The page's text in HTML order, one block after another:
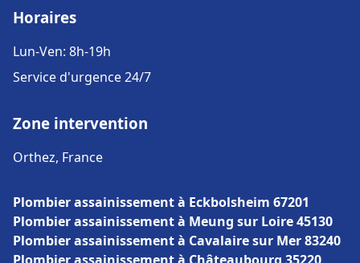
Horaires
Lun-Ven: 8h-19h
Service d'urgence 24/7
Zone intervention
Orthez, France
Plombier assainissement à Eckbolsheim 67201
Plombier assainissement à Meung sur Loire 45130
Plombier assainissement à Cavalaire sur Mer 83240